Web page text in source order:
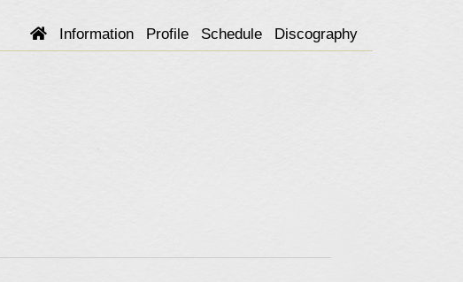
Information Profile Schedule Discography